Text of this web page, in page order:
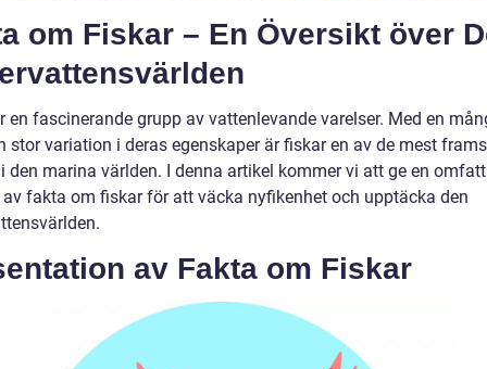
om Fiskar – En Översikt över
en fascinerande grupp av vattenlevande varelser. Med en
stor variation i deras egenskaper är fiskar en av de mest
den marina världen. I denna artikel kommer vi att ge en
fakta om fiskar för att väcka nyfikenhet och upptäcka den
av Fakta om Fiskar